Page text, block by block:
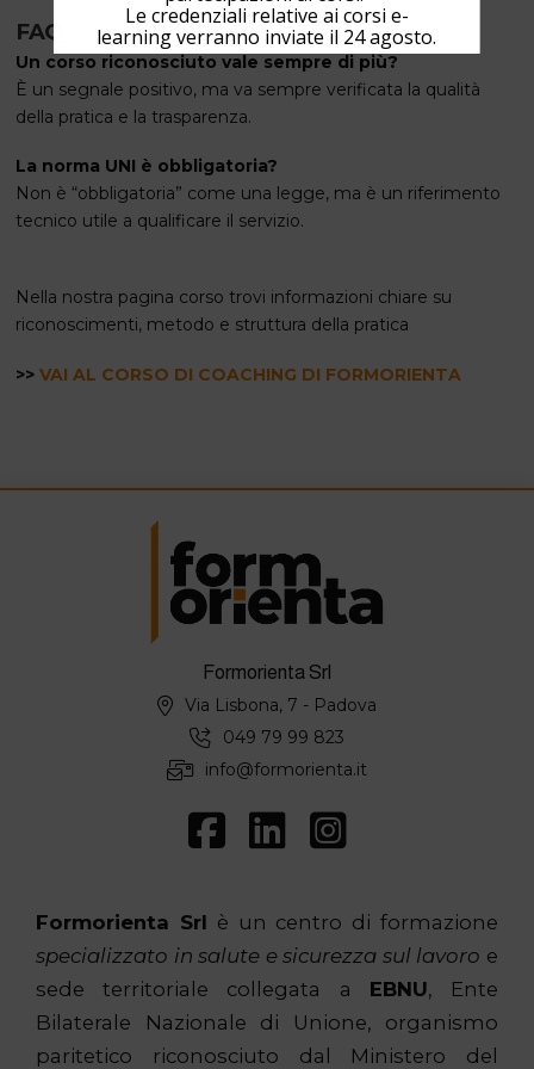
FAQ
Un corso riconosciuto vale sempre di più?
È un segnale positivo, ma va sempre verificata la qualità
della pratica e la trasparenza.
La norma UNI è obbligatoria?
Non è “obbligatoria” come una legge, ma è un riferimento
tecnico utile a qualificare il servizio.
Nella nostra pagina corso trovi informazioni chiare su
riconoscimenti, metodo e struttura della pratica
>>VAI AL CORSO DI COACHING DI FORMORIENTA
Formorienta Srl
Via Lisbona, 7 - Padova
049 79 99 823
info@formorienta.it
Formorienta Srl è un centro di formazione
specializzato in salute e sicurezza sul lavoro e
sede territoriale collegata a EBNU, Ente
Bilaterale Nazionale di Unione, organismo
paritetico riconosciuto dal Ministero del
Le credenziali relative ai corsi e-
learning verranno inviate il 24 agosto.